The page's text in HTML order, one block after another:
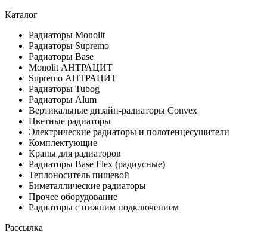
Каталог
Радиаторы Monolit
Радиаторы Supremo
Радиаторы Base
Monolit АНТРАЦИТ
Supremo АНТРАЦИТ
Радиаторы Tubog
Радиаторы Alum
Вертикальные дизайн-радиаторы Convex
Цветные радиаторы
Электрические радиаторы и полотенцесушители
Комплектующие
Краны для радиаторов
Радиаторы Base Flex (радиусные)
Теплоноситель пищевой
Биметаллические радиаторы
Прочее оборудование
Радиаторы с нижним подключением
Рассылка